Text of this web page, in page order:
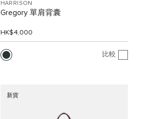
HARRISON
Gregory 單肩背囊
HK$4,000
比較
新貨